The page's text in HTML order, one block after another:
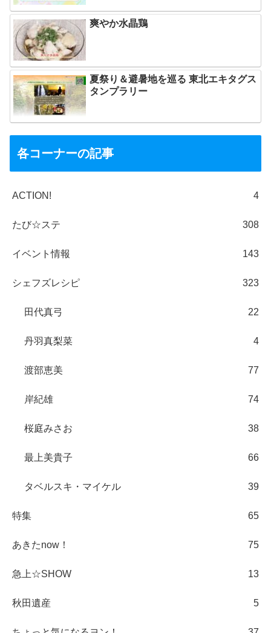
爽やか水晶鶏
夏祭り＆避暑地を巡る 東北エキタグス
タンプラリー
各コーナーの記事
ACTION! 4
たび☆ステ 308
イベント情報 143
シェフズレシピ 323
田代真弓 22
丹羽真梨菜 4
渡部恵美 77
岸紀雄 74
桜庭みさお 38
最上美貴子 66
タベルスキ・マイケル 39
特集 65
あきたnow！ 75
急上☆SHOW 13
秋田遺産 5